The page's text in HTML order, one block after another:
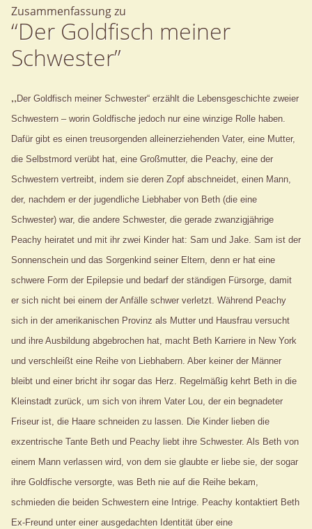
Zusammenfassung zu
“Der Goldfisch meiner
Schwester”
„Der Goldfisch meiner Schwester“ erzählt die Lebensgeschichte zweier
Schwestern – worin Goldfische jedoch nur eine winzige Rolle haben.
Dafür gibt es einen treusorgenden alleinerziehenden Vater, eine Mutter,
die Selbstmord verübt hat, eine Großmutter, die Peachy, eine der
Schwestern vertreibt, indem sie deren Zopf abschneidet, einen Mann,
der, nachdem er der jugendliche Liebhaber von Beth (die eine
Schwester) war, die andere Schwester, die gerade zwanzigjährige
Peachy heiratet und mit ihr zwei Kinder hat: Sam und Jake. Sam ist der
Sonnenschein und das Sorgenkind seiner Eltern, denn er hat eine
schwere Form der Epilepsie und bedarf der ständigen Fürsorge, damit
er sich nicht bei einem der Anfälle schwer verletzt. Während Peachy
sich in der amerikanischen Provinz als Mutter und Hausfrau versucht
und ihre Ausbildung abgebrochen hat, macht Beth Karriere in New York
und verschleißt eine Reihe von Liebhabern. Aber keiner der Männer
bleibt und einer bricht ihr sogar das Herz. Regelmäßig kehrt Beth in die
Kleinstadt zurück, um sich von ihrem Vater Lou, der ein begnadeter
Friseur ist, die Haare schneiden zu lassen. Die Kinder lieben die
exzentrische Tante Beth und Peachy liebt ihre Schwester. Als Beth von
einem Mann verlassen wird, von dem sie glaubte er liebe sie, der sogar
ihre Goldfische versorgte, was Beth nie auf die Reihe bekam,
schmieden die beiden Schwestern eine Intrige. Peachy kontaktiert Beth
Ex-Freund unter einer ausgedachten Identität über eine